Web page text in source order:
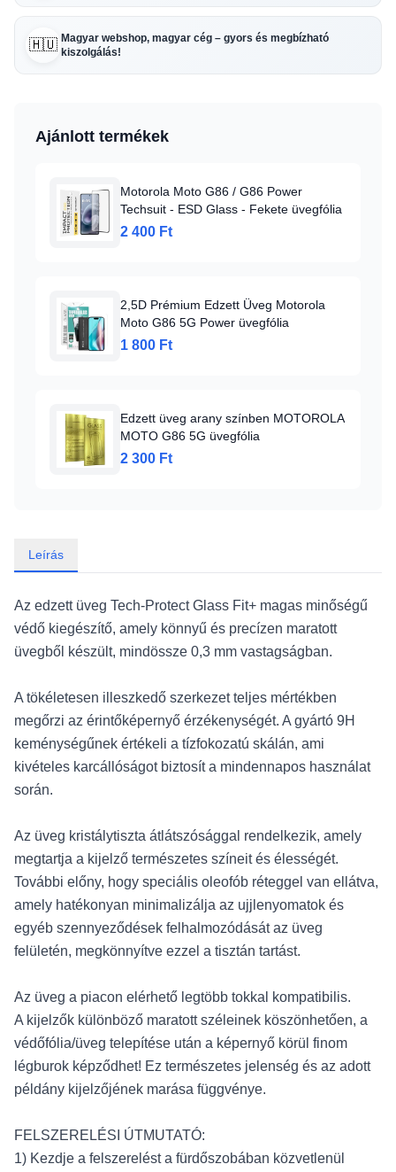
🇭🇺 Magyar webshop, magyar cég – gyors és megbízható
kiszolgálás!
Ajánlott termékek
Motorola Moto G86 / G86 Power
Techsuit - ESD Glass - Fekete üvegfólia
2 400 Ft
2,5D Prémium Edzett Üveg Motorola
Moto G86 5G Power üvegfólia
1 800 Ft
Edzett üveg arany színben MOTOROLA
MOTO G86 5G üvegfólia
2 300 Ft
Leírás
Az edzett üveg Tech-Protect Glass Fit+ magas minőségű
védő kiegészítő, amely könnyű és precízen maratott
üvegből készült, mindössze 0,3 mm vastagságban.
A tökéletesen illeszkedő szerkezet teljes mértékben
megőrzi az érintőképernyő érzékenységét. A gyártó 9H
keménységűnek értékeli a tízfokozatú skálán, ami
kivételes karcállóságot biztosít a mindennapos használat
során.
Az üveg kristálytiszta átlátszósággal rendelkezik, amely
megtartja a kijelző természetes színeit és élességét.
További előny, hogy speciális oleofób réteggel van ellátva,
amely hatékonyan minimalizálja az ujjlenyomatok és
egyéb szennyeződések felhalmozódását az üveg
felületén, megkönnyítve ezzel a tisztán tartást.
Az üveg a piacon elérhető legtöbb tokkal kompatibilis.
A kijelzők különböző maratott széleinek köszönhetően, a
védőfólia/üveg telepítése után a képernyő körül finom
légburok képződhet! Ez természetes jelenség és az adott
példány kijelzőjének marása függvénye.
FELSZERELÉSI ÚTMUTATÓ:
1) Kezdje a felszerelést a fürdőszobában közvetlenül